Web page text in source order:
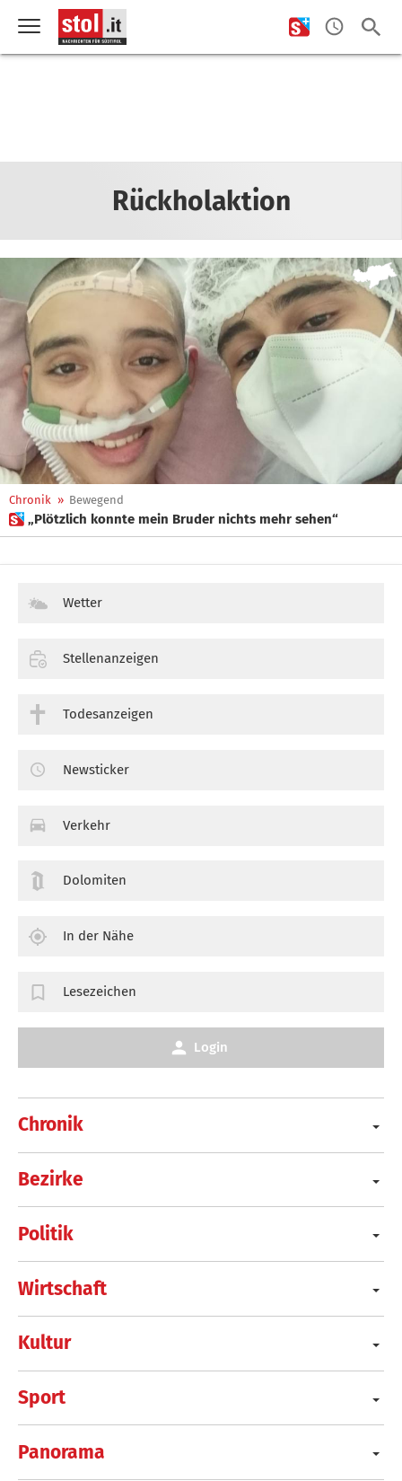
Rückholaktion
Chronik » Bewegend
 „Plötzlich konnte mein Bruder nichts mehr sehen“
Chronik
Bezirke
Politik
Wirtschaft
Kultur
Sport
Panorama
Wetter
Stellenanzeigen
Todesanzeigen
Newsticker
Verkehr
Dolomiten
In der Nähe
Lesezeichen
Login